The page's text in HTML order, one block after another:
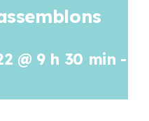
@ 9 h 30 min -